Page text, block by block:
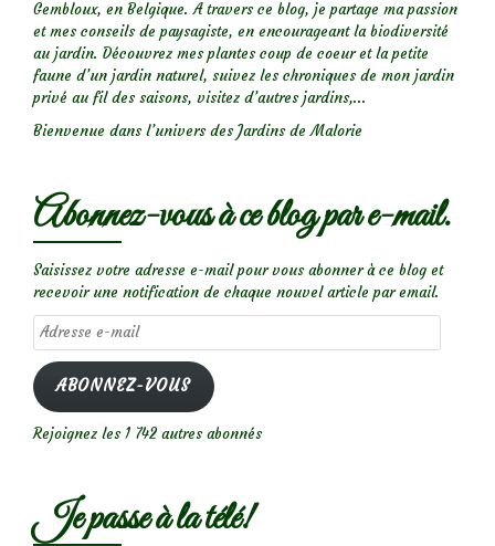
Gembloux, en Belgique. A travers ce blog, je partage ma passion
et mes conseils de paysagiste, en encourageant la biodiversité
au jardin. Découvrez mes plantes coup de coeur et la petite
faune d’un jardin naturel, suivez les chroniques de mon jardin
privé au fil des saisons, visitez d’autres jardins,...
Bienvenue dans l’univers des Jardins de Malorie
Abonnez-vous à ce blog par e-mail.
Saisissez votre adresse e-mail pour vous abonner à ce blog et
recevoir une notification de chaque nouvel article par email.
Adresse
e-
mail
ABONNEZ-VOUS
Rejoignez les 1 742 autres abonnés
Je passe à la télé!